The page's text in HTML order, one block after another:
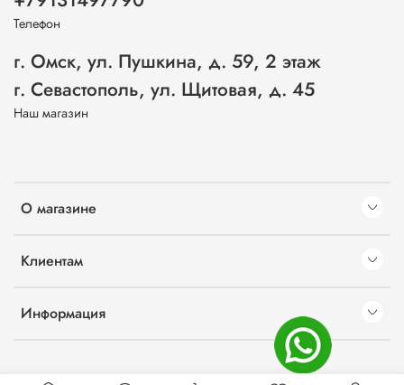
О магазине
Клиентам
Информация
Телефон
г. Омск, ул. Пушкина, д. 59, 2 этаж
г. Севастополь, ул. Щитовая, д. 45
Наш магазин